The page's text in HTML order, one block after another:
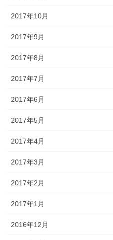
2017年10月
2017年9月
2017年8月
2017年7月
2017年6月
2017年5月
2017年4月
2017年3月
2017年2月
2017年1月
2016年12月